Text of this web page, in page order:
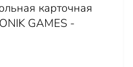
карточная
GAMES -